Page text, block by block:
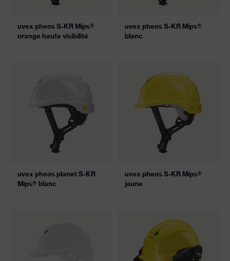
uvex pheos S-KR Mips®
orange haute visibilité
uvex pheos S-KR Mips®
blanc
uvex pheos planet S-KR
Mips® blanc
uvex pheos S-KR Mips®
jaune